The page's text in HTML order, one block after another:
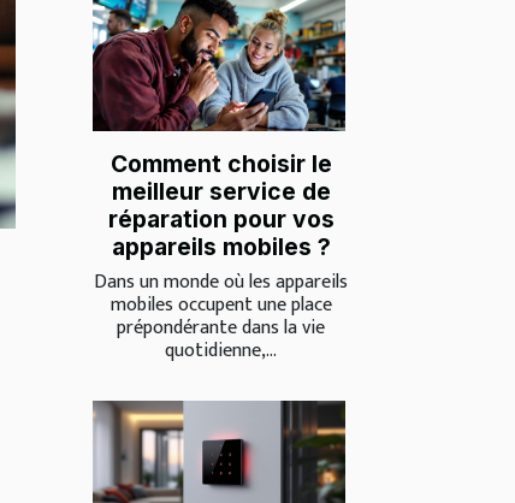
Comment choisir le
meilleur service de
réparation pour vos
appareils mobiles ?
Dans un monde où les appareils
mobiles occupent une place
prépondérante dans la vie
quotidienne,...